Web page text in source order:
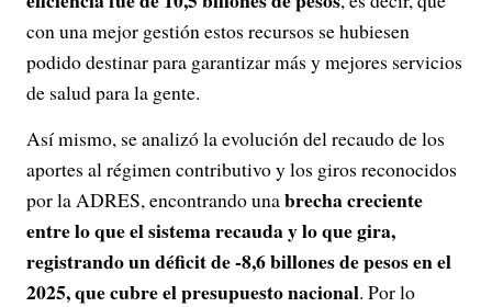
con una mejor gestión estos recursos se hubiesen
podido destinar para garantizar más y mejores servicios
de salud para la gente.
Así mismo, se analizó la evolución del recaudo de los
aportes al régimen contributivo y los giros reconocidos
por la ADRES, encontrando unabrecha creciente
entre lo que el sistema recauda y lo que gira,
registrando un déficit de -8,6 billones de pesos en el
2025, que cubre el presupuesto nacional. Por lo